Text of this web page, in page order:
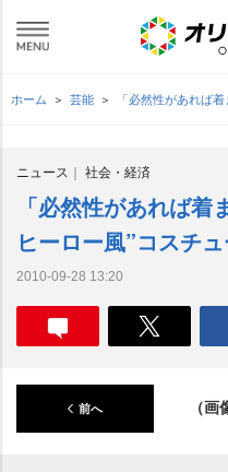
ホーム 芸能 「必然性があれば
ニュース 社会・経済
「必然性があれば
ヒーロー風”コスチ
2010-09-28 13:20
前へ （画